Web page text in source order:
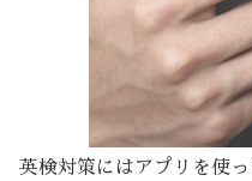
英検対策にはアプリを使